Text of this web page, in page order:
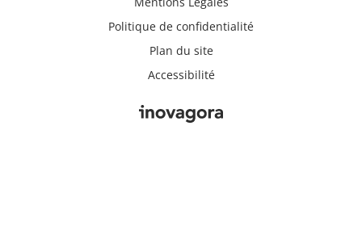
Politique de confidentialité
Plan du site
Accessibilité